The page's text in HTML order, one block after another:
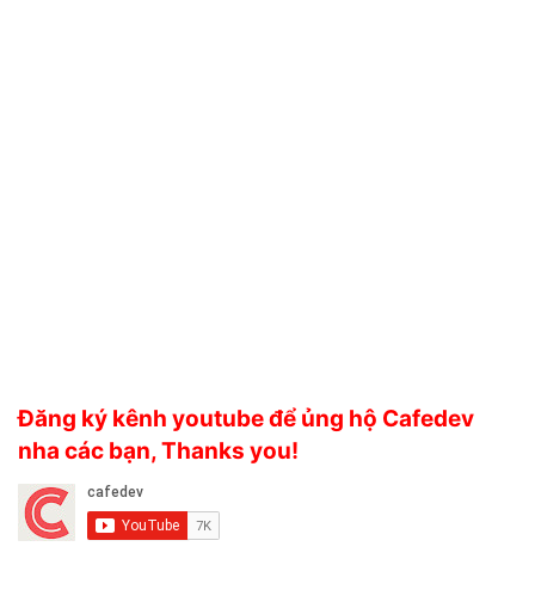
Đăng ký kênh youtube để ủng hộ Cafedev
nha các bạn, Thanks you!